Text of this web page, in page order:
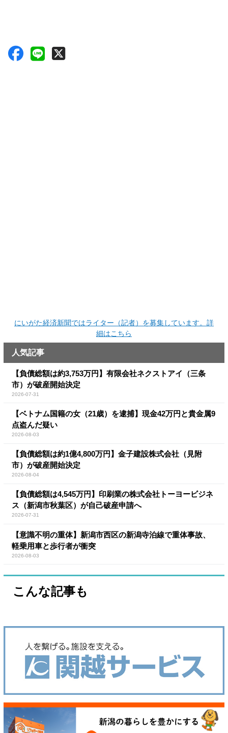
にいがた経済新聞ではライター（記者）を募集しています。詳
細はこちら
人気記事
【負債総額は約3,753万円】有限会社ネクストアイ（三条
市）が破産開始決定
2026-07-31
【ベトナム国籍の女（21歳）を逮捕】現金42万円と貴金属9
点盗んだ疑い
2026-08-03
【負債総額は約1億4,800万円】金子建設株式会社（見附
市）が破産開始決定
2026-08-04
【負債総額は4,545万円】印刷業の株式会社トーヨービジネ
ス（新潟市秋葉区）が自己破産申請へ
2026-07-31
【意識不明の重体】新潟市西区の新潟寺泊線で重体事故、
軽乗用車と歩行者が衝突
2026-08-03
こんな記事も